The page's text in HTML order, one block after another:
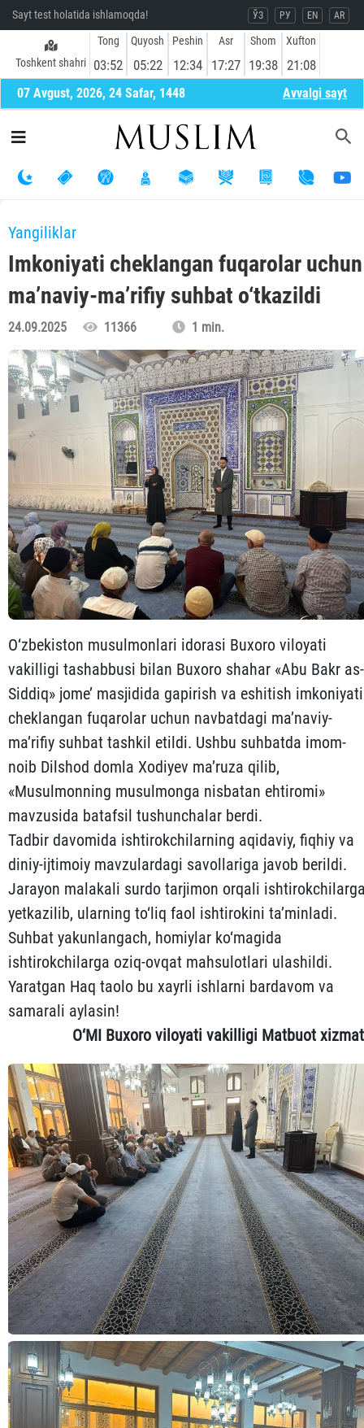
Sayt test holatida ishlamoqda! ЎЗ РУ EN AR
Toshkent shahri
Tong
03:52
Quyosh
05:22
Peshin
12:34
Asr
17:27
Shom
19:38
Xufton
21:08
07 Avgust, 2026, 24 Safar, 1448 Avvalgi sayt
Yangiliklar
Imkoniyati cheklangan fuqarolar uchun
ma’naviy-ma’rifiy suhbat o‘tkazildi
24.09.2025 11366 1 min.
O‘zbekiston musulmonlari idorasi Buxoro viloyati
vakilligi tashabbusi bilan Buxoro shahar «Abu Bakr as-
Siddiq» jome’ masjidida gapirish va eshitish imkoniyati
cheklangan fuqarolar uchun navbatdagi ma’naviy-
ma’rifiy suhbat tashkil etildi. Ushbu suhbatda imom-
noib Dilshod domla Xodiyev ma’ruza qilib,
«Musulmonning musulmonga nisbatan ehtiromi»
mavzusida batafsil tushunchalar berdi.
Tadbir davomida ishtirokchilarning aqidaviy, fiqhiy va
diniy-ijtimoiy mavzulardagi savollariga javob berildi.
Jarayon malakali surdo tarjimon orqali
yetkazilib, ularning to‘liq faol ishtirokini ta’minladi.
Suhbat yakunlangach, homiylar ko‘magida
ishtirokchilarga oziq-ovqat mahsulotlari ulashildi.
Yaratgan Haq taolo bu xayrli ishlarni bardavom va
samarali aylasin!
O‘MI Buxoro viloyati vakilligi Matbuot